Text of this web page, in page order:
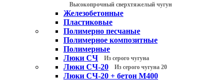
Высокопрочный сверхтяжелый чугун
Железобетонные
Пластиковые
Полимерно песчаные
Полимерное композитные
Полимерные
Люки СЧ
Из серого чугуна
Люки СЧ-20 Из серого чугуна 20
Люки СЧ-20 + бетон М400